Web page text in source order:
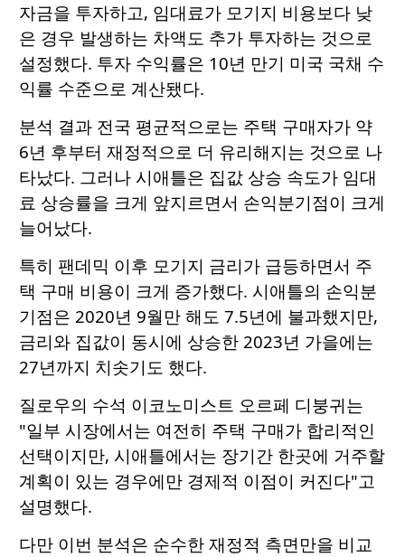
자금을 투자하고, 임대료가 모기지 비용보다 낮
은 경우 발생하는 차액도 추가 투자하는 것으로
설정했다. 투자 수익률은 10년 만기 미국 국채 수
익률 수준으로 계산됐다.
분석 결과 전국 평균적으로는 주택 구매자가 약
6년 후부터 재정적으로 더 유리해지는 것으로 나
타났다. 그러나 시애틀은 집값 상승 속도가 임대
료 상승률을 크게 앞지르면서 손익분기점이 크게
늘어났다.
특히 팬데믹 이후 모기지 금리가 급등하면서 주
택 구매 비용이 크게 증가했다. 시애틀의 손익분
기점은 2020년 9월만 해도 7.5년에 불과했지만,
금리와 집값이 동시에 상승한 2023년 가을에는
27년까지 치솟기도 했다.
질로우의 수석 이코노미스트 오르페 디붕귀는
"일부 시장에서는 여전히 주택 구매가 합리적인
선택이지만, 시애틀에서는 장기간 한곳에 거주할
계획이 있는 경우에만 경제적 이점이 커진다"고
설명했다.
다만 이번 분석은 순수한 재정적 측면만을 비교